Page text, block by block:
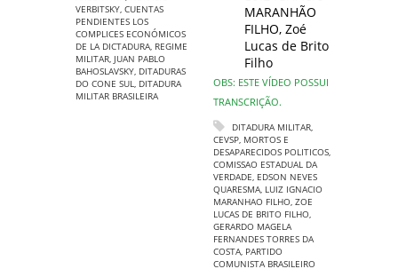
VERBITSKY, CUENTAS
PENDIENTES LOS
COMPLICES ECONÓMICOS
DE LA DICTADURA, REGIME
MILITAR, JUAN PABLO
BAHOSLAVSKY, DITADURAS
DO CONE SUL, DITADURA
MILITAR BRASILEIRA
MARANHÃO
FILHO, Zoé
Lucas de Brito
Filho
OBS: ESTE VÍDEO POSSUI
TRANSCRIÇÃO.
DITADURA MILITAR,
CEVSP, MORTOS E
DESAPARECIDOS POLITICOS,
COMISSAO ESTADUAL DA
VERDADE, EDSON NEVES
QUARESMA, LUIZ IGNACIO
MARANHAO FILHO, ZOE
LUCAS DE BRITO FILHO,
GERARDO MAGELA
FERNANDES TORRES DA
COSTA, PARTIDO
COMUNISTA BRASILEIRO